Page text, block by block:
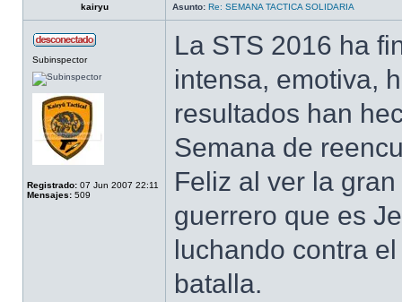
kairyu Asunto: Re: SEMANA TACTICA SOLIDARIA
Subinspector
Registrado: 07 Jun 2007 22:11
Mensajes: 509
La STS 2016 ha
intensa, emotiva,
resultados han
Semana de
Feliz al ver la
guerrero que es
luchando contra
batalla.